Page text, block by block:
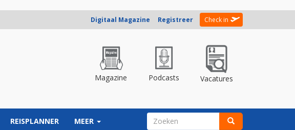
Digitaal Magazine Registreer Check in
Magazine Podcasts Vacatures
REISPLANNER MEER ZOEKVELD